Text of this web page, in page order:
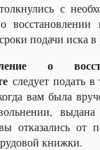
с
подачи иска
о
следует подать в
вам была
выдана
отказались от
книжки.